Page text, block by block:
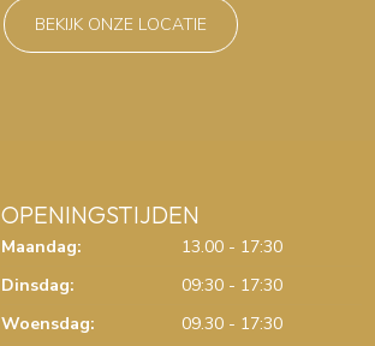
BEKIJK ONZE LOCATIE
OPENINGSTIJDEN
Maandag:
13.00 - 17:30
Dinsdag:
09:30 - 17:30
Woensdag:
09.30 - 17:30